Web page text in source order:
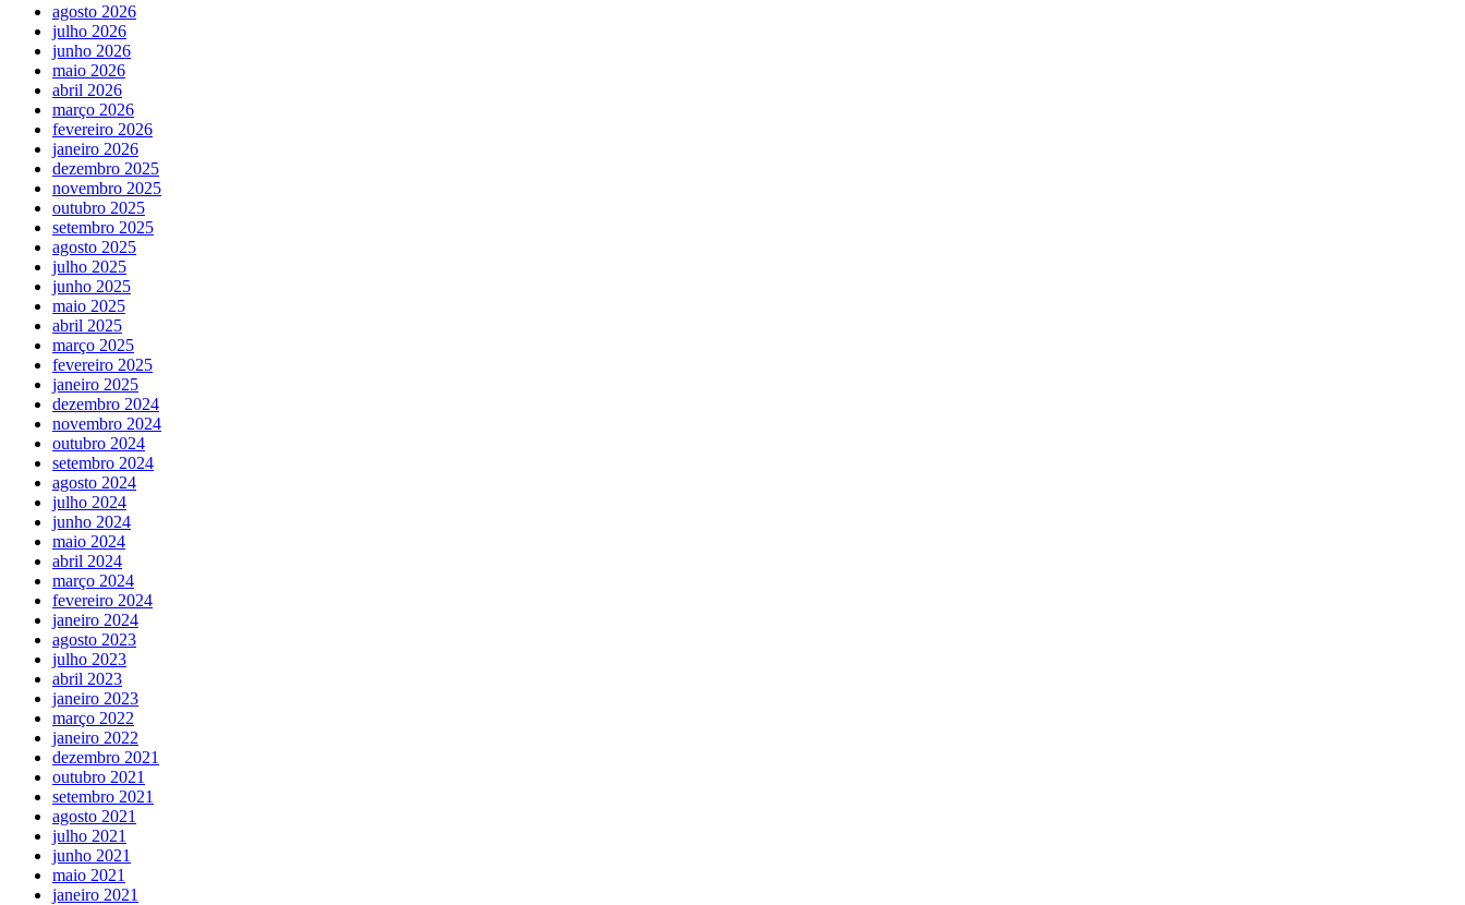
agosto 2026
julho 2026
junho 2026
maio 2026
abril 2026
março 2026
fevereiro 2026
janeiro 2026
dezembro 2025
novembro 2025
outubro 2025
setembro 2025
agosto 2025
julho 2025
junho 2025
maio 2025
abril 2025
março 2025
fevereiro 2025
janeiro 2025
dezembro 2024
novembro 2024
outubro 2024
setembro 2024
agosto 2024
julho 2024
junho 2024
maio 2024
abril 2024
março 2024
fevereiro 2024
janeiro 2024
agosto 2023
julho 2023
abril 2023
janeiro 2023
março 2022
janeiro 2022
dezembro 2021
outubro 2021
setembro 2021
agosto 2021
julho 2021
junho 2021
maio 2021
janeiro 2021